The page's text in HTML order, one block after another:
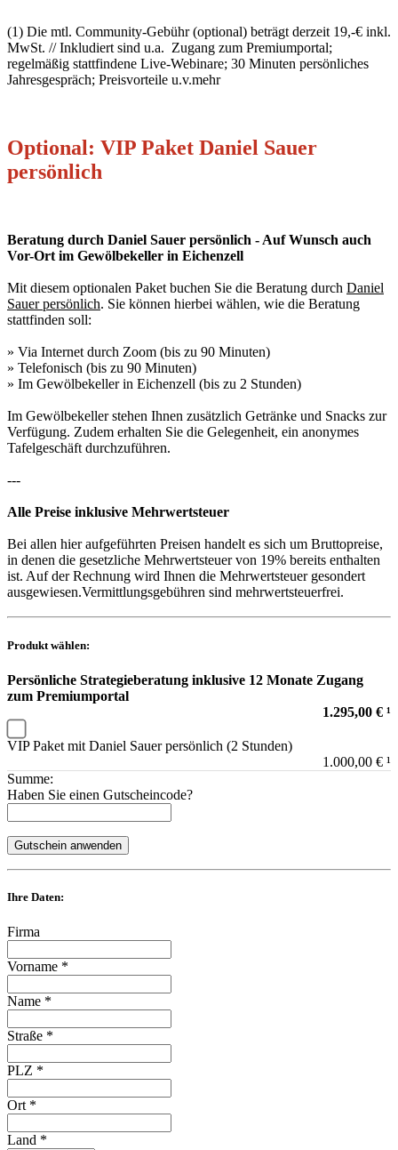
(1) Die mtl. Community-Gebühr (optional) beträgt derzeit 19,-€ inkl.
MwSt. // Inkludiert sind u.a. Zugang zum Premiumportal;
regelmäßig stattfindene Live-Webinare; 30 Minuten persönliches
Jahresgespräch; Preisvorteile u.v.mehr
Optional: VIP Paket Daniel Sauer
persönlich
Beratung durch Daniel Sauer persönlich - Auf Wunsch auch
Vor-Ort im Gewölbekeller in Eichenzell
Mit diesem optionalen Paket buchen Sie die Beratung durch Daniel
Sauer persönlich. Sie können hierbei wählen, wie die Beratung
stattfinden soll:
» Via Internet durch Zoom (bis zu 90 Minuten)
» Telefonisch (bis zu 90 Minuten)
» Im Gewölbekeller in Eichenzell (bis zu 2 Stunden)
Im Gewölbekeller stehen Ihnen zusätzlich Getränke und Snacks zur
Verfügung. Zudem erhalten Sie die Gelegenheit, ein anonymes
Tafelgeschäft durchzuführen.
---
Alle Preise inklusive Mehrwertsteuer
Bei allen hier aufgeführten Preisen handelt es sich um Bruttopreise,
in denen die gesetzliche Mehrwertsteuer von 19% bereits enthalten
ist. Auf der Rechnung wird Ihnen die Mehrwertsteuer gesondert
ausgewiesen.Vermittlungsgebühren sind mehrwertsteuerfrei.
Produkt wählen:
Persönliche Strategieberatung inklusive 12 Monate Zugang
zum Premiumportal
1.295,00 € ¹
VIP Paket mit Daniel Sauer persönlich (2 Stunden)
1.000,00 € ¹
Summe:
Haben Sie einen Gutscheincode?
Gutschein anwenden
Ihre Daten:
Firma
Vorname *
Name *
Straße *
PLZ *
Ort *
Land *